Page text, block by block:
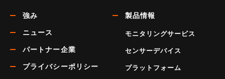
強み
ニュース
パートナー企業
プライバシーポリシー
製品情報
モニタリングサービス
センサーデバイス
プラットフォーム